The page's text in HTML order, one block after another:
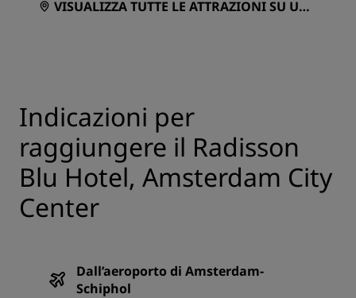
VISUALIZZA TUTTE LE ATTRAZIONI SU UNA
Indicazioni per
raggiungere il Radisson
Blu Hotel, Amsterdam City
Center
Dall’aeroporto di Amsterdam-
Schiphol